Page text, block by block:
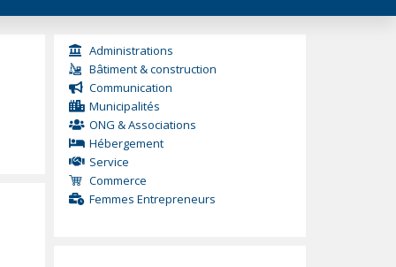
Administrations
Bâtiment & construction
Communication
Municipalités
ONG & Associations
Hébergement
Service
Commerce
Femmes Entrepreneurs